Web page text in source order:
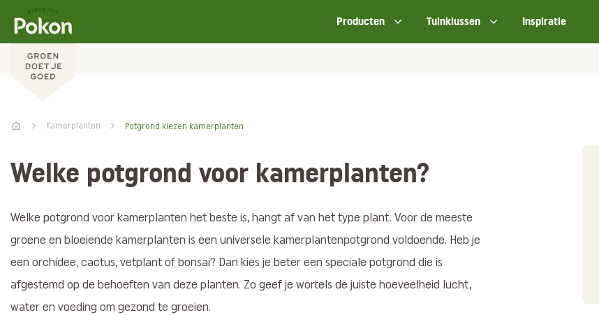
Producten Tuinklussen Inspiratie
Kamerplanten Potgrond kiezen kamerplanten
Welke potgrond voor kamerplanten?
Welke potgrond voor kamerplanten het beste is, hangt af van het type plant. Voor de meeste
groene en bloeiende kamerplanten is een universele kamerplantenpotgrond voldoende. Heb je
een orchidee, cactus, vetplant of bonsai? Dan kies je beter een speciale potgrond die is
afgestemd op de behoeften van deze planten. Zo geef je wortels de juiste hoeveelheid lucht,
water en voeding om gezond te groeien.